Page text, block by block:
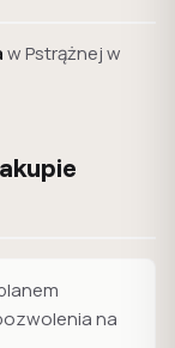
w Pstrążnej w
na